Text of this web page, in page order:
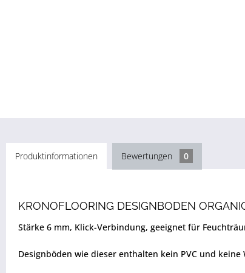
Produktinformationen Bewertungen 0
KRONOFLOORING DESIGNBODEN
Stärke 6 mm, Klick-Verbindung, geeignet für
Designböden wie dieser enthalten kein PVC und